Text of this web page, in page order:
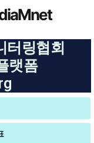
터링협회
랫폼